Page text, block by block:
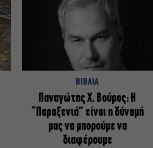
ΒΙΒΛΙΑ
Παναγώτης Χ. Βούρος: Η
“Παραξενιά” είναι η δύναμή
μας να μπορούμε να
διαφέρουμε